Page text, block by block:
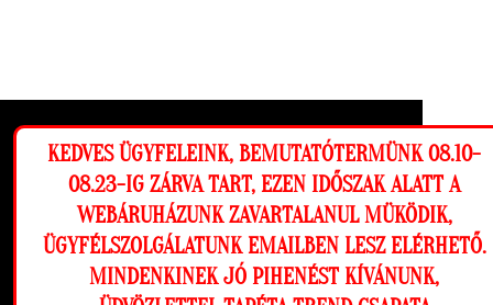
Ez a weboldal cookie-kat használ, hogy a
lehető legjobb élményt nyújtsa honlapunkon.
Beállítások
Engedélyezem
KEDVES ÜGYFELEINK, BEMUTATÓTERMÜNK 08.10-
08.23-IG ZÁRVA TART, EZEN IDŐSZAK ALATT A
WEBÁRUHÁZUNK ZAVARTALANUL MÜKÖDIK,
ÜGYFÉLSZOLGÁLATUNK EMAILBEN LESZ ELÉRHETŐ.
MINDENKINEK JÓ PIHENÉST KÍVÁNUNK,